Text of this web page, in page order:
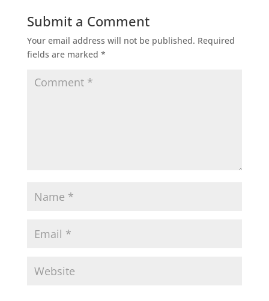
Submit a Comment
Your email address will not be published. Required
fields are marked *